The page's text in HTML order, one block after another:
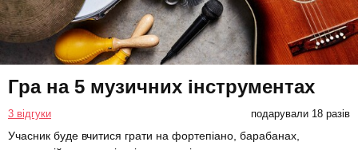
Гра на 5 музичних інструментах
3 відгуки подарували 18 разів
Учасник буде вчитися грати на фортепіано, барабанах,